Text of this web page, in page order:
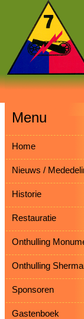
Menu
Home
Nieuws /
Historie
Restauratie
Onthulling
Onthulling
Sponsoren
Gastenboek